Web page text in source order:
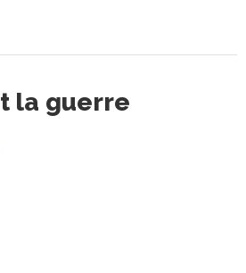
la guerre